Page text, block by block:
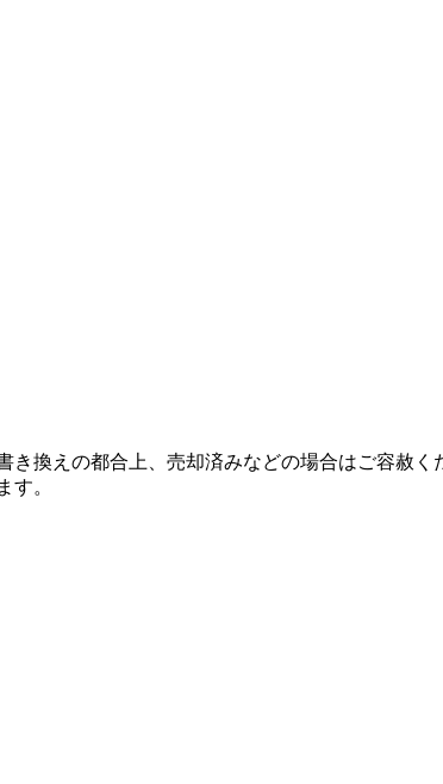
換えの都合上、売却済みなどの場合はご容赦く
す。